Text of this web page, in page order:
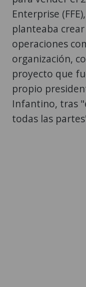
Enterprise
planteaba
operaciones
organización,
proyecto que
propio
Infantino, tras
todas las